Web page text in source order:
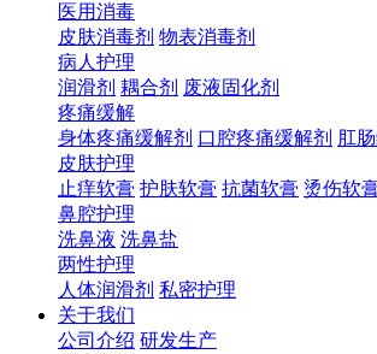
医用消毒
皮肤消毒剂 物表消毒剂
病人护理
润滑剂 耦合剂 废液固化剂
疼痛缓解
身体疼痛缓解剂 口腔疼痛缓解剂 肛
皮肤护理
止痒软膏 护肤软膏 抗菌软膏 烫伤软
鼻腔护理
洗鼻液 洗鼻盐
两性护理
人体润滑剂 私密护理
关于我们
公司介绍 研发生产